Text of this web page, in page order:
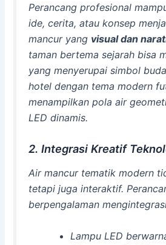
Perancang profesional
ide, cerita, atau konsep
mancur yang visual dan
taman bertema sejarah bisa
yang menyerupai simbol
hotel dengan tema modern
menampilkan pola air
LED dinamis.
2. Integrasi Kreatif
Air mancur tematik modern
tetapi juga interaktif.
berpengalaman
Lampu LED